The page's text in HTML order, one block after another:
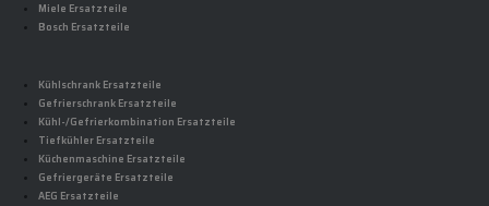
Miele Ersatzteile
Bosch Ersatzteile
Kühlschrank Ersatzteile
Gefrierschrank Ersatzteile
Kühl-/Gefrierkombination Ersatzteile
Tiefkühler Ersatzteile
Küchenmaschine Ersatzteile
Gefriergeräte Ersatzteile
AEG Ersatzteile